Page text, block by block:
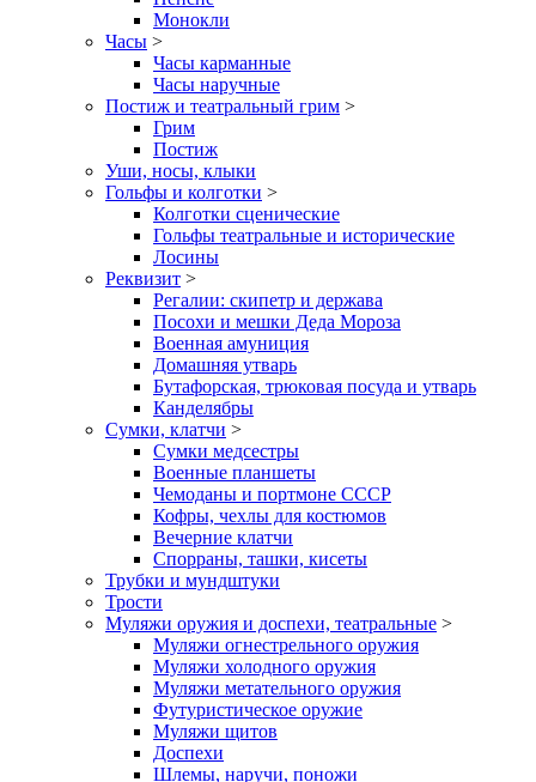
Монокли
Часы >
Часы карманные
Часы наручные
Постиж и театральный грим >
Грим
Постиж
Уши, носы, клыки
Гольфы и колготки >
Колготки сценические
Гольфы театральные и исторические
Лосины
Реквизит >
Регалии: скипетр и держава
Посохи и мешки Деда Мороза
Военная амуниция
Домашняя утварь
Бутафорская, трюковая посуда и утварь
Канделябры
Сумки, клатчи >
Сумки медсестры
Военные планшеты
Чемоданы и портмоне СССР
Кофры, чехлы для костюмов
Вечерние клатчи
Спорраны, ташки, кисеты
Трубки и мундштуки
Трости
Муляжи оружия и доспехи, театральные >
Муляжи огнестрельного оружия
Муляжи холодного оружия
Муляжи метательного оружия
Футуристическое оружие
Муляжи щитов
Доспехи
Шлемы, наручи, поножи